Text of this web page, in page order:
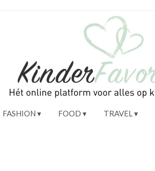
FASHION FOOD TRAVEL